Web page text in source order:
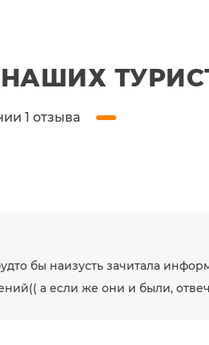
1 отзыва
бы наизусть зачитала
а если же они и были,